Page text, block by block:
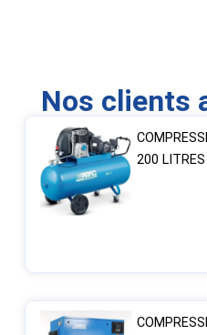
Nos clients
200